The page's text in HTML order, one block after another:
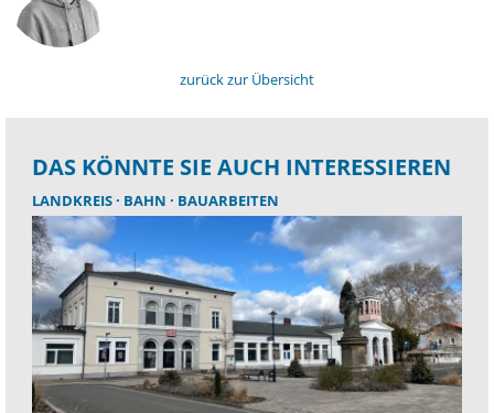
zurück zur Übersicht
DAS KÖNNTE SIE AUCH INTERESSIEREN
LANDKREIS BAHN BAUARBEITEN